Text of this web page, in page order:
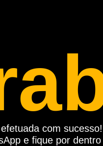
com
e fique por